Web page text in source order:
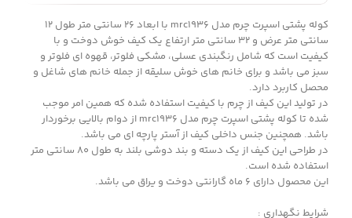
کوله پشتی اسپرت چرم مدل mrc1936 با ابعاد 26 سانتی متر طول 12
سانتی متر عرض و 32 سانتی متر ارتفاع یک کیف خوش دوخت و با
کیفیت است که شامل رنگبندی عسلی، مشکی فلوتر، قهوه ای فلوتر و
سبز می باشد و برای خانم های خوش سلیقه از جمله خانم های شاغل و
محصل کاربرد دارد.
در تولید این کیف از چرم با کیفیت استفاده شده که همین امر موجب
شده تا کوله پشتی اسپرت چرم مدل mrc1936 از دوام بالایی برخوردار
باشد. همچنین جنس داخلی کیف از آستر پارچه ای می باشد.
در طراحی این کیف از یک دسته و بند دوشی بلند به طول 80 سانتی متر
استفاده شده است.
این محصول دارای 6 ماه گارانتی دوخت و یراق می باشد.
شرایط نگهداری :